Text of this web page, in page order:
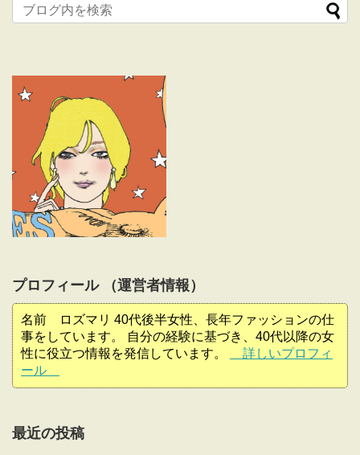
プロフィール （運営者情報）
名前 ロズマリ 40代後半女性、長年ファッションの仕
事をしています。 自分の経験に基づき、40代以降の女
性に役立つ情報を発信しています。
詳しいプロフィ
ール
最近の投稿